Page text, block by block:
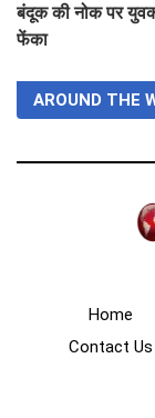
बंदूक की नोक पर
फेंका
AROUND THE
Home
Contact Us